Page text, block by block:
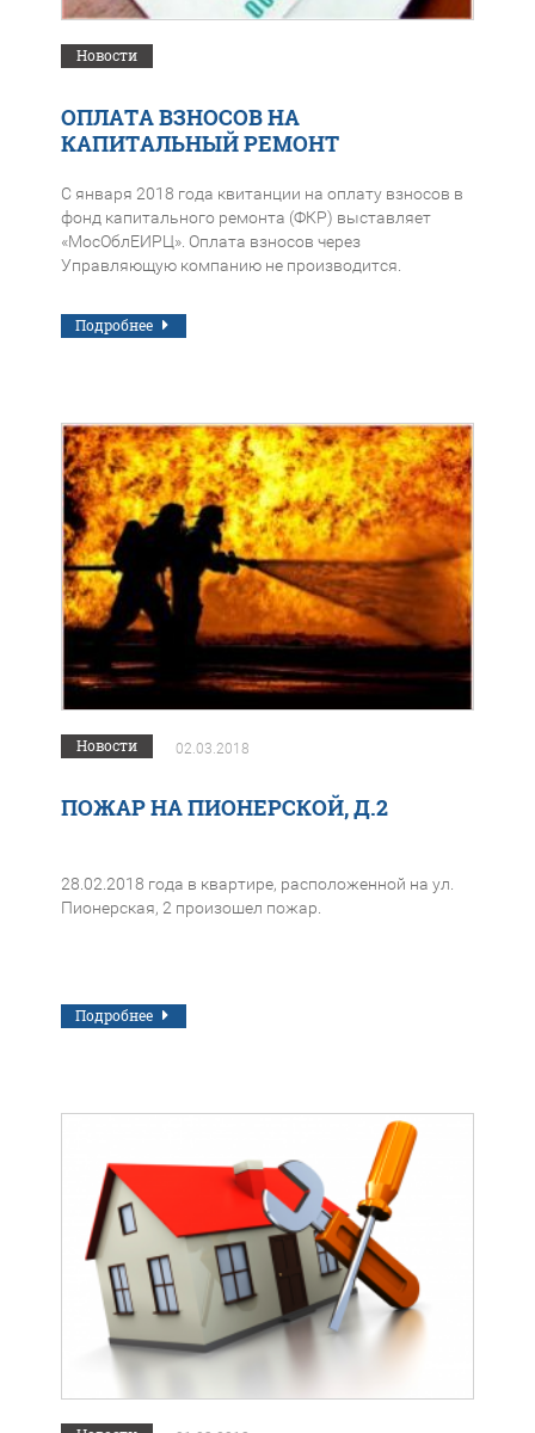
Новости
ОПЛАТА ВЗНОСОВ НА
КАПИТАЛЬНЫЙ РЕМОНТ
С января 2018 года квитанции на оплату взносов в
фонд капитального ремонта (ФКР) выставляет
«МосОблЕИРЦ». Оплата взносов через
Управляющую компанию не производится.
Подробнее
Новости 02.03.2018
ПОЖАР НА ПИОНЕРСКОЙ, Д.2
28.02.2018 года в квартире, расположенной на ул.
Пионерская, 2 произошел пожар.
Подробнее